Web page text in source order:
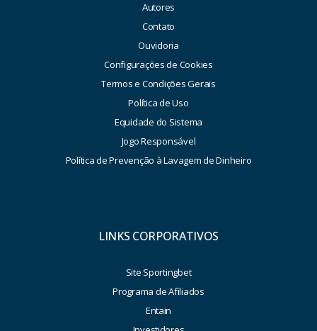
Autores
Contato
Ouvidoria
Configurações de Cookies
Termos e Condições Gerais
Política de Uso
Equidade do Sistema
Jogo Responsável
Política de Prevenção à Lavagem de Dinheiro
LINKS CORPORATIVOS
Site Sportingbet
Programa de Afiliados
Entain